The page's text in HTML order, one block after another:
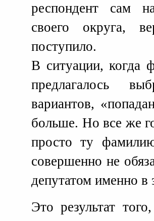
респондент сам
своего округа,
поступило.
В ситуации, когда
предлагалось
вариантов,
больше. Но все же
просто ту
совершенно не
депутатом именно в
Это результат